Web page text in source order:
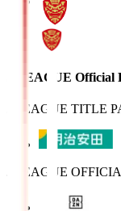
J.LEAGUE Official
J.LEAGUE TITLE
J.LEAGUE